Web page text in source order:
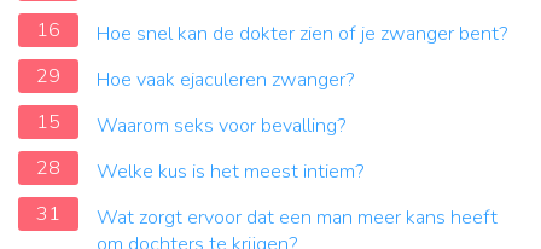
16
Hoe snel kan de dokter zien of je zwanger bent?
29
Hoe vaak ejaculeren zwanger?
15
Waarom seks voor bevalling?
28
Welke kus is het meest intiem?
31
Wat zorgt ervoor dat een man meer kans heeft